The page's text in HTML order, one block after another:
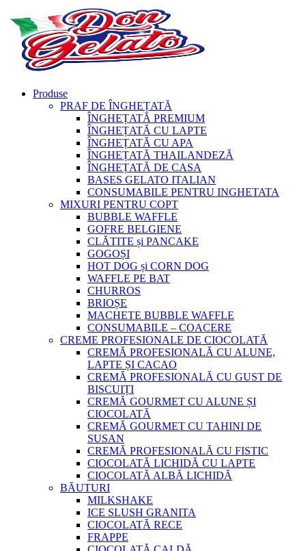
Produse
PRAF DE ÎNGHEȚATĂ
ÎNGHEȚATĂ PREMIUM
ÎNGHEȚATĂ CU LAPTE
ÎNGHEȚATĂ CU APA
ÎNGHEȚATĂ THAILANDEZĂ
ÎNGHEȚATĂ DE CASA
BASES GELATO ITALIAN
CONSUMABILE PENTRU INGHETATA
MIXURI PENTRU COPT
BUBBLE WAFFLE
GOFRE BELGIENE
CLĂTITE și PANCAKE
GOGOȘI
HOT DOG și CORN DOG
WAFFLE PE BAT
CHURROS
BRIOȘE
MACHETE BUBBLE WAFFLE
CONSUMABILE – COACERE
CREME PROFESIONALE DE CIOCOLATĂ
CREMĂ PROFESIONALĂ CU ALUNE,
LAPTE ȘI CACAO
CREMĂ PROFESIONALĂ CU GUST DE
BISCUIȚI
CREMĂ GOURMET CU ALUNE ȘI
CIOCOLATĂ
CREMĂ GOURMET CU TAHINI DE
SUSAN
CREMĂ PROFESIONALĂ CU FISTIC
CIOCOLATĂ LICHIDĂ CU LAPTE
CIOCOLATĂ ALBĂ LICHIDĂ
BĂUTURI
MILKSHAKE
ICE SLUSH GRANITA
CIOCOLATĂ RECE
FRAPPE